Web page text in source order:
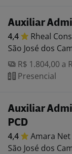
Auxiliar
4,4 Rheal
São José dos
R$ 1.804,00 a
Presencial
Auxiliar
PCD
4,4 Amara
São José dos